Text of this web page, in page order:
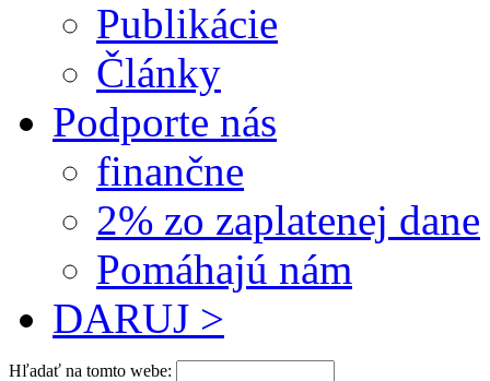
Publikácie
Články
Podporte nás
finančne
2% zo zaplatenej dane
Pomáhajú nám
DARUJ >
Hľadať na tomto webe: